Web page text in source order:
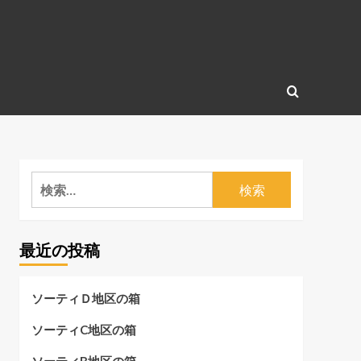
検
索:
最近の投稿
ソーティＤ地区の箱
ソーティC地区の箱